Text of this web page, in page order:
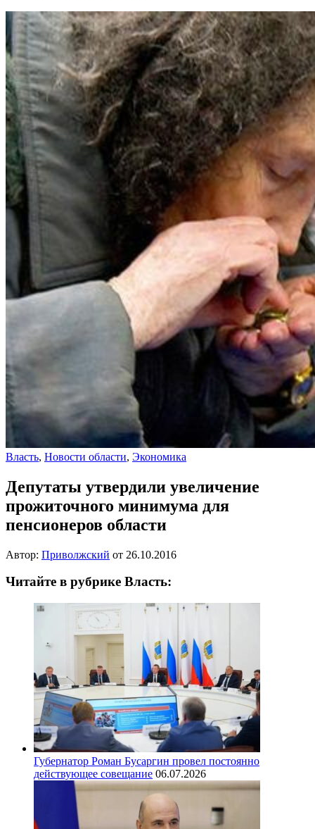
Власть, Новости области, Экономика
Депутаты утвердили увеличение
прожиточного минимума для
пенсионеров области
Автор: Приволжский от 26.10.2016
Читайте в рубрике Власть:
Губернатор Роман Бусаргин провел постоянно
действующее совещание 06.07.2026